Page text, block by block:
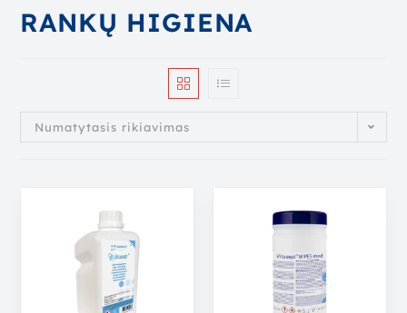
RANKŲ HIGIENA
Numatytasis rikiavimas